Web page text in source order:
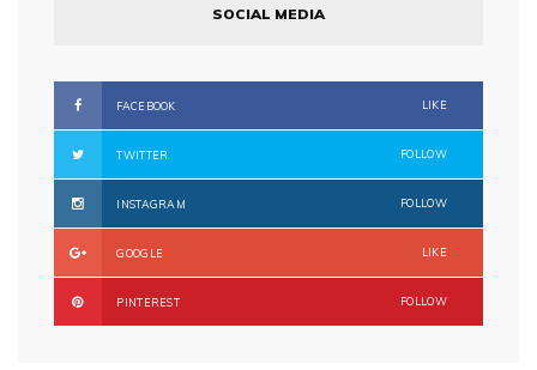
SOCIAL MEDIA
FACEBOOK LIKE
TWITTER FOLLOW
INSTAGRAM FOLLOW
GOOGLE LIKE
PINTEREST FOLLOW